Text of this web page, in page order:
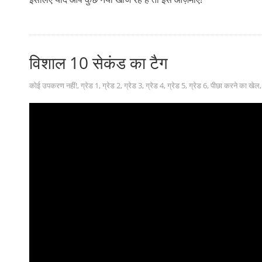
विशाल 10 सेकंड का टैग
कोई उपकरण नहीं!, ग्रेड 1, ग्रेड 2, ग्रेड 3, ग्रेड 4, ग्रेड 5, ग्रेड 6, पीछा करने का खेल,